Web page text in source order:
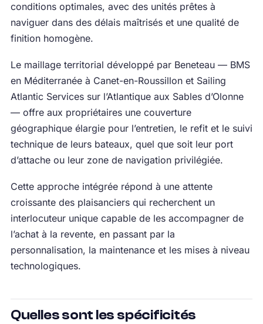
conditions optimales, avec des unités prêtes à
naviguer dans des délais maîtrisés et une qualité de
finition homogène.
Le maillage territorial développé par Beneteau — BMS
en Méditerranée à Canet-en-Roussillon et Sailing
Atlantic Services sur l’Atlantique aux Sables d’Olonne
— offre aux propriétaires une couverture
géographique élargie pour l’entretien, le refit et le suivi
technique de leurs bateaux, quel que soit leur port
d’attache ou leur zone de navigation privilégiée.
Cette approche intégrée répond à une attente
croissante des plaisanciers qui recherchent un
interlocuteur unique capable de les accompagner de
l’achat à la revente, en passant par la
personnalisation, la maintenance et les mises à niveau
technologiques.
Quelles sont les spécificités